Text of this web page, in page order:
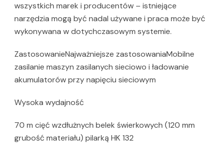
wszystkich marek i producentów – istniejące
narzędzia mogą być nadal używane i praca może być
wykonywana w dotychczasowym systemie.
ZastosowanieNajważniejsze zastosowaniaMobilne
zasilanie maszyn zasilanych sieciowo i ładowanie
akumulatorów przy napięciu sieciowym
Wysoka wydajność
70 m cięć wzdłużnych belek świerkowych (120 mm
grubość materiału) pilarką HK 132